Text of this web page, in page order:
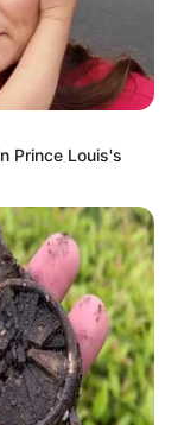
e tij nuk u pa
këtë ndeshje
ishin
e radhës
Prince Louis's